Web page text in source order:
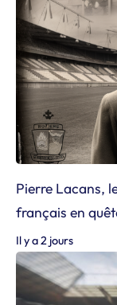
Pierre Lacans,
français en
Il y a 2 jours